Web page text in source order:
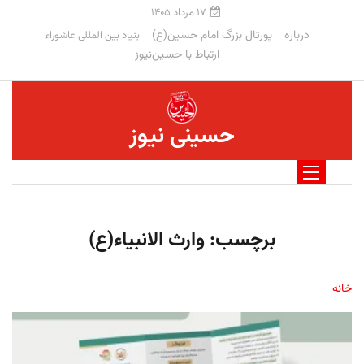
۱۷ مرداد ۱۴۰۵
درباره پورتال بزرگ امام حسین(ع) بنیاد بین المللی عاشوراء
ارتباط با حسین‌نیوز
حسینی نیوز
برچسب:وارث الانبیاء(ع)
خانه